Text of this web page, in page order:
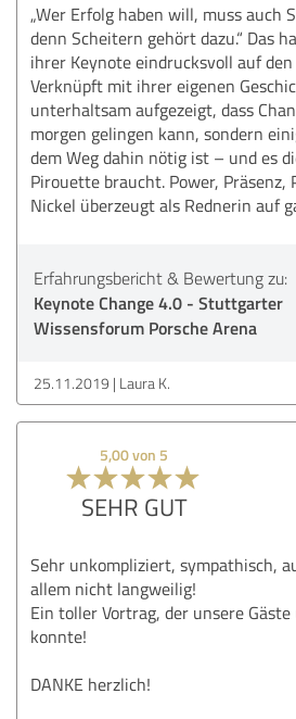
„Wer Erfolg haben will, muss auch
denn Scheitern gehört dazu.“ Das
ihrer Keynote eindrucksvoll auf
Verknüpft mit ihrer eigenen
unterhaltsam aufgezeigt, dass
morgen gelingen kann, sondern
dem Weg dahin nötig ist – und es
Pirouette braucht. Power, Präsenz,
Nickel überzeugt als Rednerin auf
Erfahrungsbericht & Bewertung zu:
Keynote Change 4.0 - Stuttgarter
Wissensforum Porsche Arena
25.11.2019 Laura K.
5,00 von 5
SEHR GUT
Sehr unkompliziert, sympathisch,
allem nicht langweilig!
Ein toller Vortrag, der unsere
konnte!
DANKE herzlich!